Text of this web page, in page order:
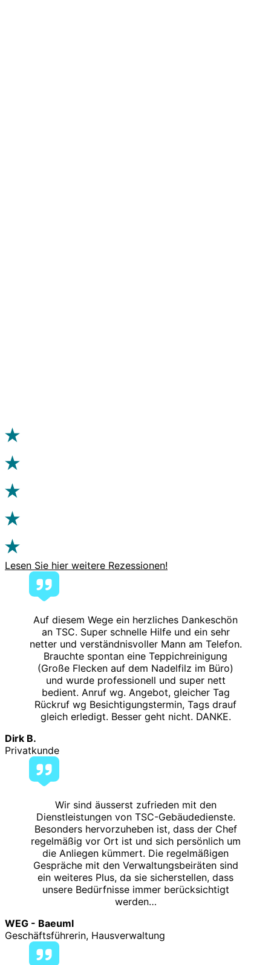
Lesen Sie hier weitere Rezessionen!
Auf diesem Wege ein herzliches Dankeschön
an TSC. Super schnelle Hilfe und ein sehr
netter und verständnisvoller Mann am Telefon.
Brauchte spontan eine Teppichreinigung
(Große Flecken auf dem Nadelfilz im Büro)
und wurde professionell und super nett
bedient. Anruf wg. Angebot, gleicher Tag
Rückruf wg Besichtigungstermin, Tags drauf
gleich erledigt. Besser geht nicht. DANKE.
Dirk B.
Privatkunde
Wir sind äusserst zufrieden mit den
Dienstleistungen von TSC-Gebäudedienste.
Besonders hervorzuheben ist, dass der Chef
regelmäßig vor Ort ist und sich persönlich um
die Anliegen kümmert. Die regelmäßigen
Gespräche mit den Verwaltungsbeiräten sind
ein weiteres Plus, da sie sicherstellen, dass
unsere Bedürfnisse immer berücksichtigt
werden…
WEG - Baeuml
Geschäftsführerin, Hausverwaltung